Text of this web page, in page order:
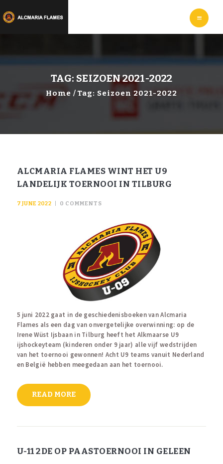
TAG: SEIZOEN 2021-2022
Home Tag: Seizoen 2021-2022
WEBSHOP
INFORMATIE
ALCMARIA FLAMES WINT HET U9
LANDELIJK TOERNOOI IN TILBURG
7 JUNE 2022 0 COMMENTS
5 juni 2022 gaat in de geschiedenisboeken van Alcmaria
Flames als een dag van onvergetelijke overwinning: op de
Irene Wüst Ijsbaan in Tilburg heeft het Alkmaarse U9
ijshockeyteam (kinderen onder 9 jaar) alle vijf wedstrijden
van het toernooi gewonnen! Acht U9 teams vanuit Nederland
en België hebben meegedaan aan het toernooi.
READ MORE
U-11 2DE OP PAASTOERNOOI IN GELEEN